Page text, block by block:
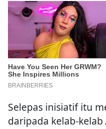
Selepas inisiatif itu
daripada kelab-kelab